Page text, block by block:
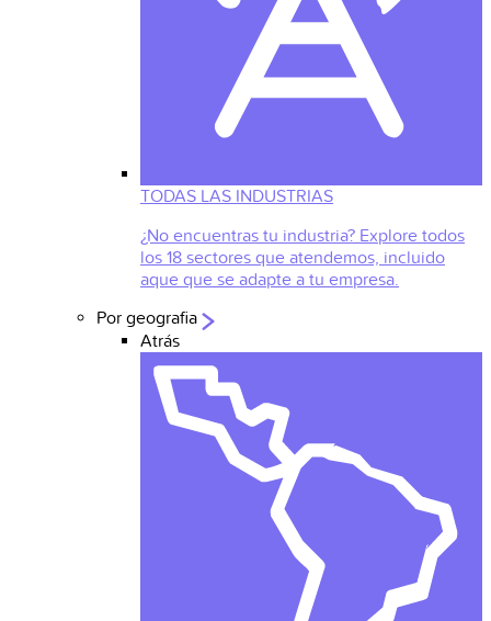
TODAS LAS INDUSTRIAS
¿No encuentras tu industria? Explore todos
los 18 sectores que atendemos, incluido
aque que se adapte a tu empresa.
Por geografia
Atrás